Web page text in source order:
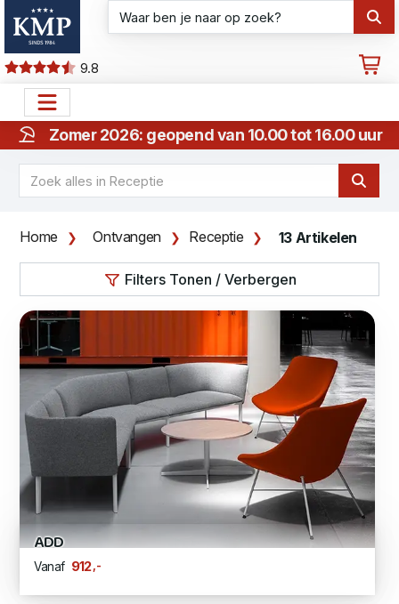
9.8
Zomer 2026: geopend van 10.00 tot 16.00 uur
Home Ontvangen Receptie 13 Artikelen
Filters Tonen / Verbergen
ADD
Vanaf 912 ,-